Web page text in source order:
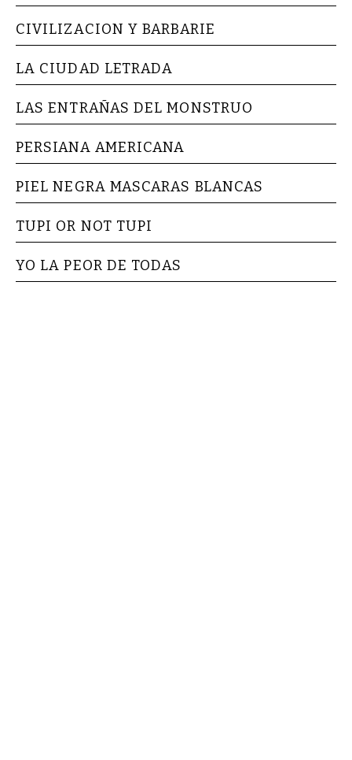
CIVILIZACION Y BARBARIE
LA CIUDAD LETRADA
LAS ENTRAÑAS DEL MONSTRUO
PERSIANA AMERICANA
PIEL NEGRA MASCARAS BLANCAS
TUPI OR NOT TUPI
YO LA PEOR DE TODAS